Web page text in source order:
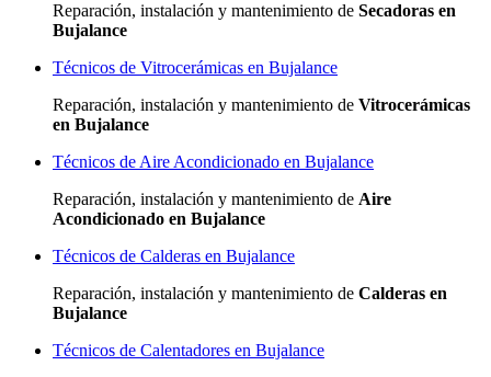
Reparación, instalación y mantenimiento de Secadoras en
Bujalance
Técnicos de Vitrocerámicas en Bujalance
Reparación, instalación y mantenimiento de Vitrocerámicas
en Bujalance
Técnicos de Aire Acondicionado en Bujalance
Reparación, instalación y mantenimiento de Aire
Acondicionado en Bujalance
Técnicos de Calderas en Bujalance
Reparación, instalación y mantenimiento de Calderas en
Bujalance
Técnicos de Calentadores en Bujalance